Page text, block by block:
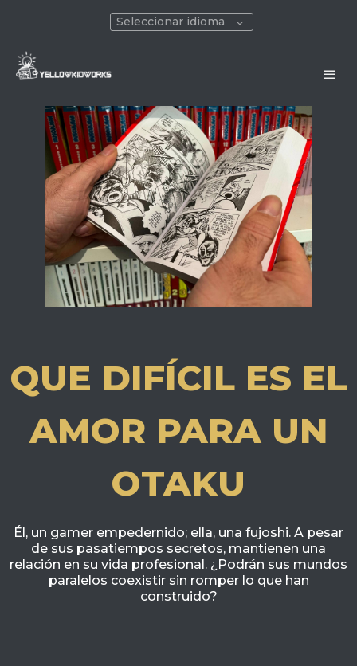
Seleccionar idioma
QUE DIFÍCIL ES EL
AMOR PARA UN
OTAKU
Él, un gamer empedernido; ella, una fujoshi. A pesar
de sus pasatiempos secretos, mantienen una
relación en su vida profesional. ¿Podrán sus mundos
paralelos coexistir sin romper lo que han
construido?